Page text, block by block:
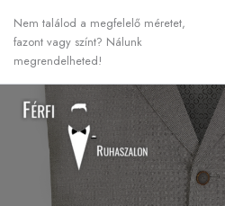
Nem találod a megfelelő méretet,
fazont vagy színt? Nálunk
megrendelheted!